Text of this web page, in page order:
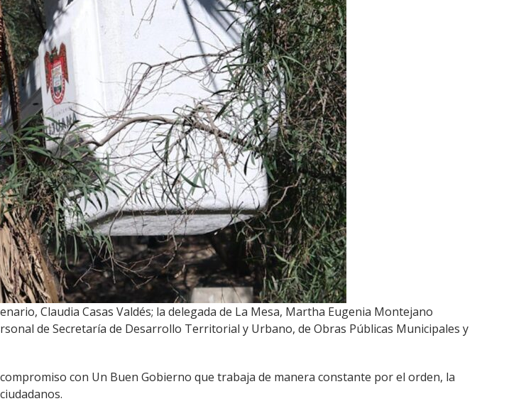
Claudia Casas Valdés; la delegada de La Mesa, Martha Eugenia Montejano
de Secretaría de Desarrollo Territorial y Urbano, de Obras Públicas Municipales y
con Un Buen Gobierno que trabaja de manera constante por el orden, la